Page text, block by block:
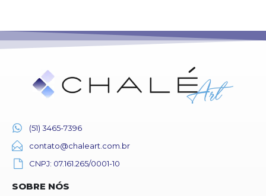
(51) 3465-7396
contato@chaleart.com.br
CNPJ: 07.161.265/0001-10
SOBRE NÓS